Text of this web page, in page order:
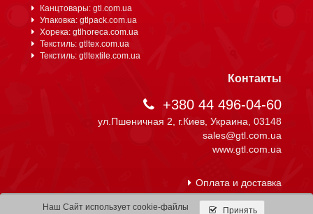
Канцтовары: gtl.com.ua
Упаковка: gtlpack.com.ua
Хорека: gtlhoreca.com.ua
Текстиль: gtltex.com.ua
Текстиль: gtltextile.com.ua
Контакты
+380 44 496-04-60
ул.Пшеничная 2, г.Киев, Украина, 03148
sales@gtl.com.ua
www.gtl.com.ua
Оплата и доставка
Принять
Наш Сайт использует cookie-файлы